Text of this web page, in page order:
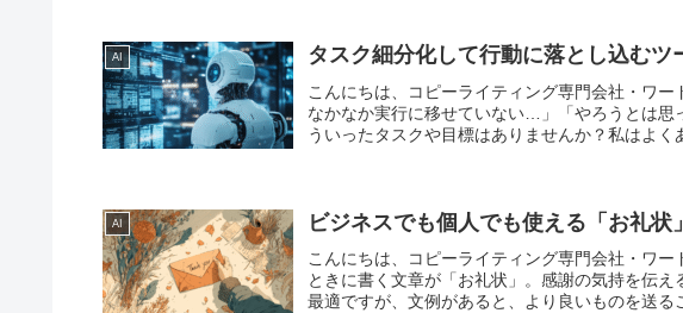
AI タスク細分化して行動に落とし込むツ
こんにちは、コピーライティング専門会社・ワー
なかなか実行に移せていない…」「やろうとは思
ういったタスクや目標はありませんか？私はよく
AI ビジネスでも個人でも使える「お礼
こんにちは、コピーライティング専門会社・ワ
ときに書く文章が「お礼状」。感謝の気持を伝
最適ですが、文例があると、より良いものを送る